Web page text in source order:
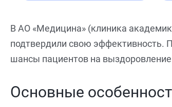
В АО «Медицина» (клиника
подтвердили свою эффективность.
шансы пациентов на
Основные